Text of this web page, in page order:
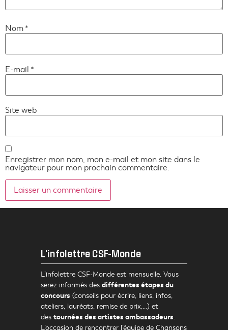
Nom *
E-mail *
Site web
Enregistrer mon nom, mon e-mail et mon site dans le
navigateur pour mon prochain commentaire.
L'infolettre CSF-Monde
L’infolettre CSF-Monde est mensuelle. Vous
serez informés des différentes étapes du
concours (conseils pour écrire, liens, infos,
ateliers, lauréats, remise de prix,…) et
des tournées des artistes ambassadeurs.
L’occasion de rencontrer l’équipe de Chansons